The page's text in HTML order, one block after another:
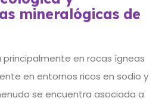
mineralógicas de
en rocas ígneas
en entornos ricos en sodio y
se encuentra asociada a